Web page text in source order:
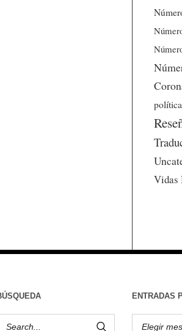
Vidas
ENTRADAS